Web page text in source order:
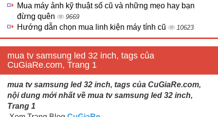
Mua máy ảnh kỹ thuật số cũ và những mẹo hay bạn
đừng quên
9669
Hướng dẫn chọn mua linh kiện máy tính cũ 10623
mua tv samsung led 32 inch, tags của
CuGiaRe.com, Trang 1
mua tv samsung led 32 inch, tags của CuGiaRe.com,
nội dung mới nhất về mua tv samsung led 32 inch,
Trang 1